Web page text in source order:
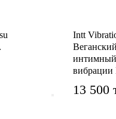
Intt
интимный
вибрации
13 500